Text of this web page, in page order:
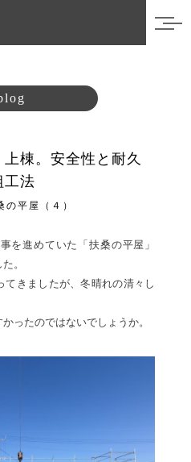
上棟。安全性と耐久
工法
の平屋（４）
を進めていた「扶桑の平屋」
。
てきましたが、冬晴れの清々し
ったのではないでしょうか。